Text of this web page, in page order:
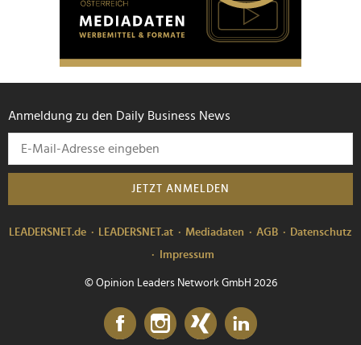
Anmeldung zu den Daily Business News
JETZT ANMELDEN
LEADERSNET.de LEADERSNET.at Mediadaten AGB
Datenschutz
Impressum
© Opinion Leaders Network GmbH 2026